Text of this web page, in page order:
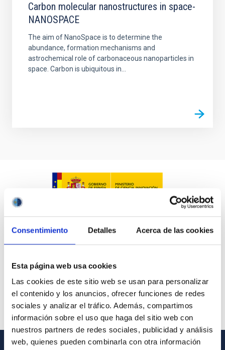
Consentimiento Detalles Acerca de las cookies
Esta página web usa cookies
Las cookies de este sitio web se usan para personalizar
el contenido y los anuncios, ofrecer funciones de redes
sociales y analizar el tráfico. Además, compartimos
información sobre el uso que haga del sitio web con
nuestros partners de redes sociales, publicidad y análisis
web, quienes pueden combinarla con otra información
Carbon molecular nanostructures in space-
NANOSPACE
The aim of NanoSpace is to determine the
abundance, formation mechanisms and
astrochemical role of carbonaceous nanoparticles in
space. Carbon is ubiquitous in...